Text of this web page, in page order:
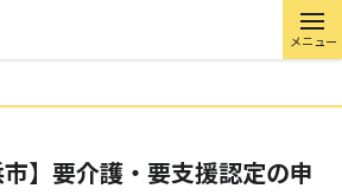
メニュー
市】要介護・要支援認定の申